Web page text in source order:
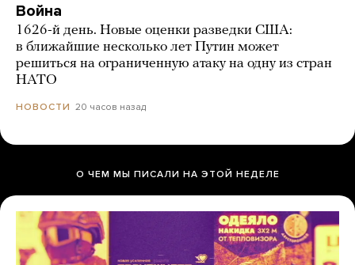
Война
1626-й день. Новые оценки разведки США:
в ближайшие несколько лет Путин может
решиться на ограниченную атаку на одну из стран
НАТО
НОВОСТИ 20 часов назад
О ЧЕМ МЫ ПИСАЛИ НА ЭТОЙ НЕДЕЛЕ